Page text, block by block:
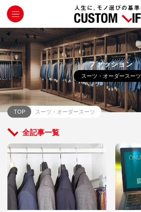
ファッション
スーツ・オーダースーツ
TOP スーツ・オーダースーツ
全記事一覧